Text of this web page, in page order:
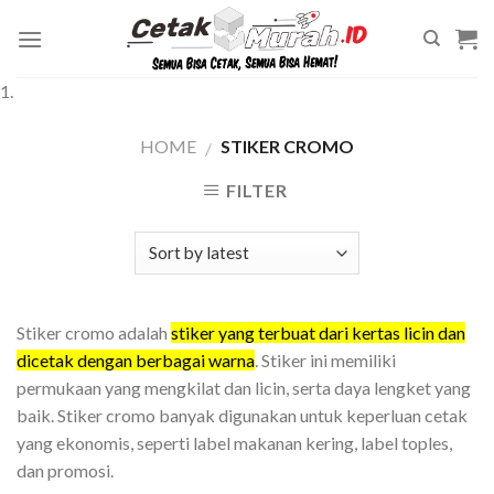
1.
HOME / STIKER CROMO
FILTER
Stiker cromo adalah stiker yang terbuat dari kertas licin dan
dicetak dengan berbagai warna. Stiker ini memiliki
permukaan yang mengkilat dan licin, serta daya lengket yang
baik. Stiker cromo banyak digunakan untuk keperluan cetak
yang ekonomis, seperti label makanan kering, label toples,
dan promosi.